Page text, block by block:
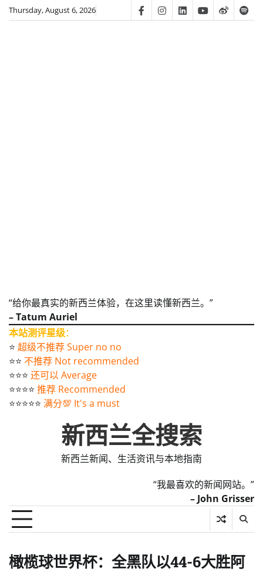
SkipThursday, August 6, 2026 FacebookInstagram
LinkedinYoutube
Weibo
“给你最真实的新西兰体验，在这里读懂新西兰。”
– Tatum Auriel
本站测评星级：
⭐️ 超级不推荐 Super no no
⭐️⭐️ 不推荐 Not recommended
⭐️⭐️⭐️ 还可以 Average
⭐️⭐️⭐️⭐️ 推荐 Recommended
⭐️⭐️⭐️⭐️⭐️ 满分💯 It's a must
新西兰全搜索
新西兰新闻、生活资讯与本地指南
“我最喜欢的新闻网站。”
– John Grisser
橄榄球世界杯：全黑队以44-6大胜阿